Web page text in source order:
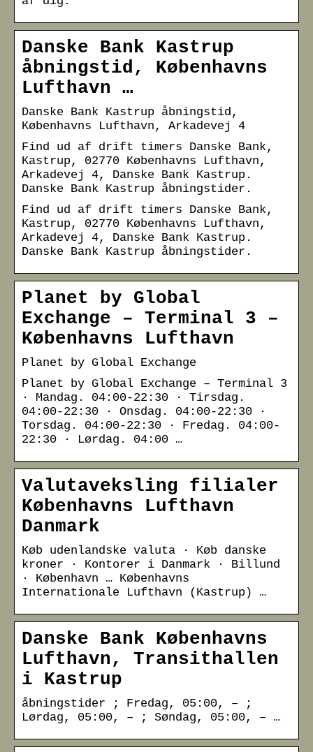
Danske Bank Kastrup
åbningstid, Københavns
Lufthavn …
Danske Bank Kastrup åbningstid,
Københavns Lufthavn, Arkadevej 4
Find ud af drift timers Danske Bank,
Kastrup, 02770 Københavns Lufthavn,
Arkadevej 4, Danske Bank Kastrup.
Danske Bank Kastrup åbningstider.
Find ud af drift timers Danske Bank,
Kastrup, 02770 Københavns Lufthavn,
Arkadevej 4, Danske Bank Kastrup.
Danske Bank Kastrup åbningstider.
Planet by Global
Exchange – Terminal 3 –
Københavns Lufthavn
Planet by Global Exchange
Planet by Global Exchange – Terminal 3
· Mandag. 04:00-22:30 · Tirsdag.
04:00-22:30 · Onsdag. 04:00-22:30 ·
Torsdag. 04:00-22:30 · Fredag. 04:00-
22:30 · Lørdag. 04:00 …
Valutaveksling filialer
Københavns Lufthavn
Danmark
Køb udenlandske valuta · Køb danske
kroner · Kontorer i Danmark · Billund
· København … Københavns
Internationale Lufthavn (Kastrup) …
Danske Bank Københavns
Lufthavn, Transithallen
i Kastrup
åbningstider ; Fredag, 05:00, – ;
Lørdag, 05:00, – ; Søndag, 05:00, – …